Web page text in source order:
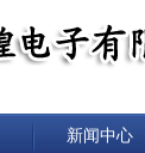
新闻中心